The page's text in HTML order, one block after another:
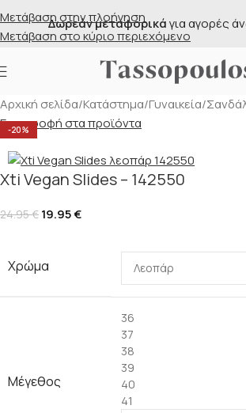
Μετάβαση στην πλοήγηση
Μετάβαση στο κύριο περιεχόμενο
Δωρεάν αντικαταβολήγια
Αρχική σελίδα/Κατάστημα/Γυναικεία/
Επιστροφή στα προϊόντα
-20%
Xti Vegan Slides – 142550
24.95€ 19.95€
Χρώμα
Μέγεθος
36
37
38
39
40
41